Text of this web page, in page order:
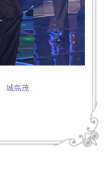
城島茂